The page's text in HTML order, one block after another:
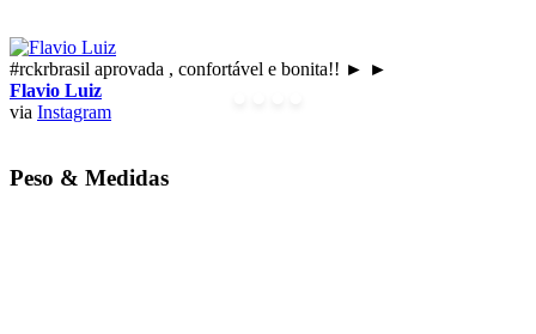
#rckrbrasil aprovada , confortável e bonita!! ► ►
Flavio Luiz
via Instagram
Peso & Medidas